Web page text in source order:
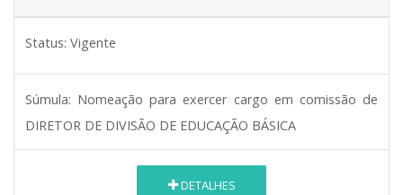
Status: Vigente
Súmula: Nomeação para exercer cargo em comissão de
DIRETOR DE DIVISÃO DE EDUCAÇÃO BÁSICA
DETALHES